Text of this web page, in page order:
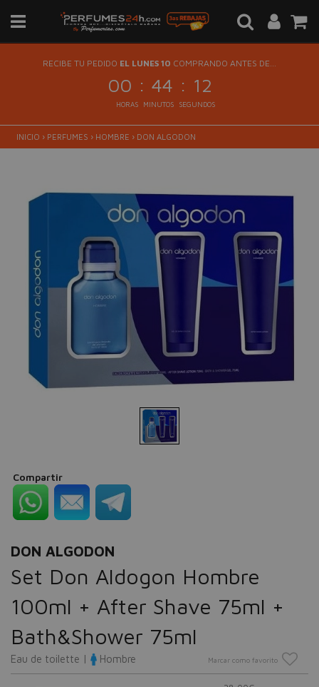
RECIBE TU PEDIDO EL LUNES 10 COMPRANDO ANTES DE...
00 : 44 : 12
HORAS MINUTOS SEGUNDOS
INICIO › PERFUMES › HOMBRE › DON ALGODON
Compartir
DON ALGODON
Set Don Aldogon Hombre
100ml + After Shave 75ml +
Bath&Shower 75ml
Eau de toilette | Hombre Marcar como favorito